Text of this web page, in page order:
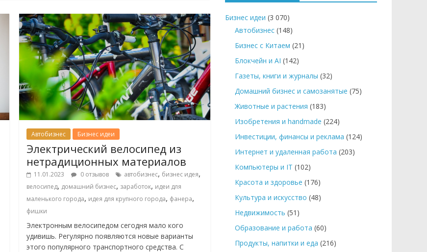
Автобизнес Бизнес идеи
Электрический велосипед из
нетрадиционных материалов
11.01.2023 0 отзывов автобизнес, бизнес идея,
велосипед, домашний бизнес, заработок, идеи для
маленького города, идея для крупного города, фанера,
фишки
Электронным велосипедом сегодня мало кого
удивишь. Регулярно появляются новые варианты
этого популярного транспортного средства. С
Бизнес идеи (3 070)
Автобизнес (148)
Бизнес с Китаем (21)
Блокчейн и AI (142)
Газеты, книги и журналы (32)
Домашний бизнес и самозанятые (75)
Животные и растения (183)
Изобретения и handmade (224)
Инвестиции, финансы и реклама (124)
Интернет и удаленная работа (203)
Компьютеры и IT (102)
Красота и здоровье (176)
Культура и искусство (48)
Недвижимость (51)
Образование и работа (60)
Продукты, напитки и еда (216)